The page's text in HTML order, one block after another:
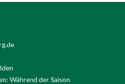
Während der Saison